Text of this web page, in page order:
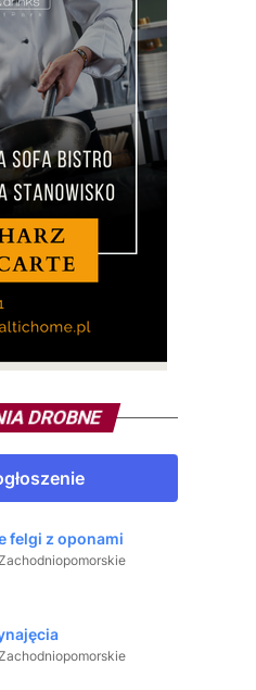
DROBNE